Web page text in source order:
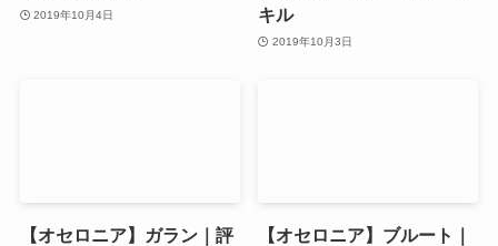
2019年10月4日
キル
2019年10月3日
【オセロニア】ガラン｜評
【オセロニア】ブルート｜